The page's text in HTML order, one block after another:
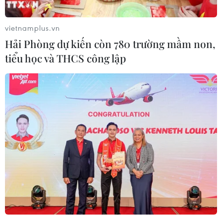
Khai mạc Lễ hội hoa Đỗ quyên - Tam Đảo
2024
01/03/2024 14:36
Diễn ra từ 1/3-24/3, Lễ hội hoa Đỗ quyên không chỉ là
không gian rực rỡ sắc màu để du khách ngắm hoa mà
còn có rất nhiều hoạt động đặc sắc.
vietnamplus.vn
Hải Phòng dự kiến còn 780 trường mầm non,
tiểu học và THCS công lập